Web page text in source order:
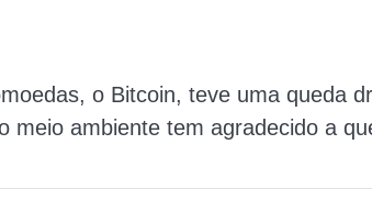
o Bitcoin, teve uma queda
meio ambiente tem agradecido a